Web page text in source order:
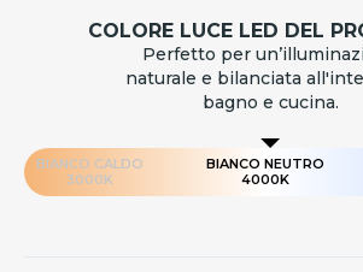
COLORE LUCE LED DEL
Perfetto per
naturale e bilanciata
bagno e cucina.
BIANCO CALDO
3000K
BIANCO NEUTRO
4000K